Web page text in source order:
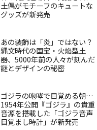
土偶がモチーフのキュートな
グッズが新発売
あの装飾は「炎」ではない？
縄文時代の国宝・火焔型土
器、5000年前の人々が刻んだ
謎とデザインの秘密
ゴジラの咆哮で目覚める朝…
1954年公開『ゴジラ』の貴重
音源を搭載した「ゴジラ音声
目覚まし時計」が新発売